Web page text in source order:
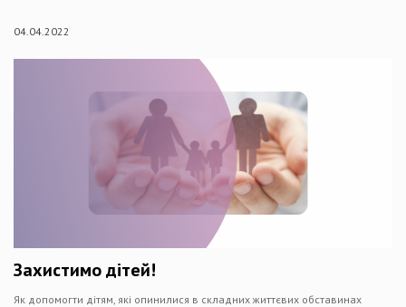
04.04.2022
Захистимо дітей!
Як допомогти дітям, які опинилися в складних життєвих обставинах